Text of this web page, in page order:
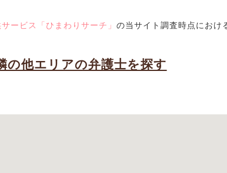
ービス「ひまわりサーチ」 の当サイト調査時点におけ
の他エリアの弁護士を探す